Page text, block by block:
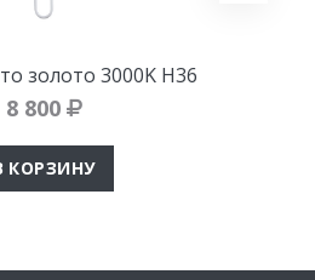
золото 3000K H36
8 800
КОРЗИНУ